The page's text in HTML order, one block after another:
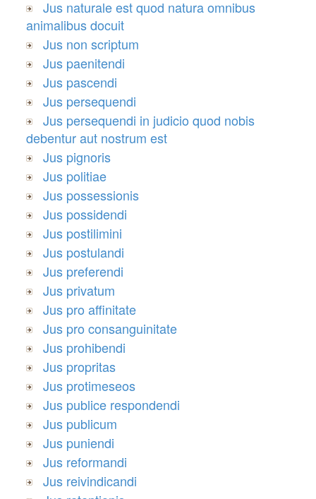
Jus naturale est quod natura omnibus
animalibus docuit
Jus non scriptum
Jus paenitendi
Jus pascendi
Jus persequendi
Jus persequendi in judicio quod nobis
debentur aut nostrum est
Jus pignoris
Jus politiae
Jus possessionis
Jus possidendi
Jus postilimini
Jus postulandi
Jus preferendi
Jus privatum
Jus pro affinitate
Jus pro consanguinitate
Jus prohibendi
Jus propritas
Jus protimeseos
Jus publice respondendi
Jus publicum
Jus puniendi
Jus reformandi
Jus reivindicandi